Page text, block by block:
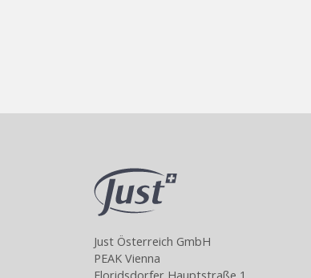
Just Österreich GmbH
PEAK Vienna